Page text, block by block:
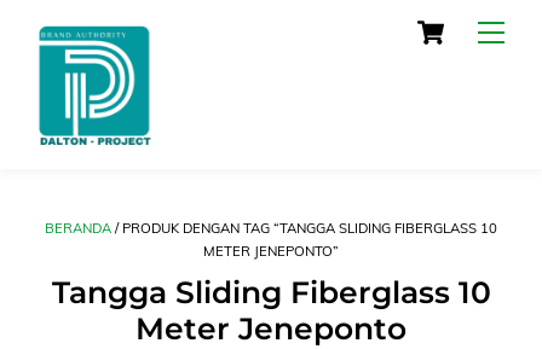
Cart
BERANDA / PRODUK DENGAN TAG “TANGGA SLIDING FIBERGLASS 10
METER JENEPONTO”
Tangga Sliding Fiberglass 10
Meter Jeneponto